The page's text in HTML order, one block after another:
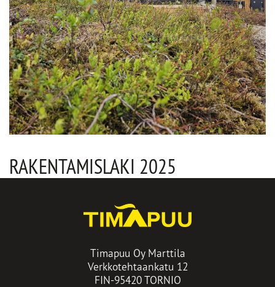
RAKENTAMISLAKI 2025
Timapuu Oy Marttila
Verkkotehtaankatu 12
FIN-95420 TORNIO